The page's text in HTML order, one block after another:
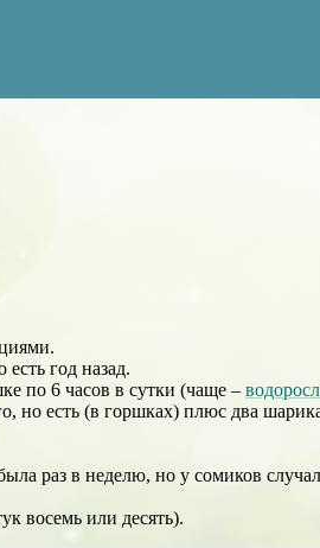
год назад.
по 6 часов в сутки (чаще –
но есть (в горшках) плюс два
раз в неделю, но у сомиков
восемь или десять).